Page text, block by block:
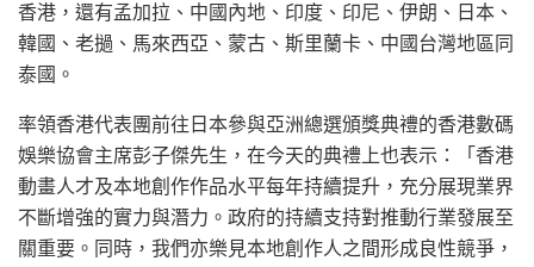
香港，還有孟加拉、中國內地、印度、印尼、伊朗、日本、
韓國、老撾、馬來西亞、蒙古、斯里蘭卡、中國台灣地區 同
泰國。
率領香港代表團前往日本參與亞洲總選頒獎典禮的香港數碼
娛樂協會主席彭子傑先生，在今天的典禮上也表示：「香港
動畫人才及本地創作作品水平每年持續提升，充分展現業界
不斷增強的實力與潛力。政府的持續支持對推動行業發展至
關重要。同時，我們亦樂見本地創作人之間形成良性競爭，